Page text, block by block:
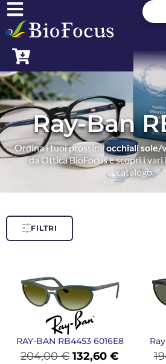
Ray-Ban
Ordina i tuoi prossimiocchiali sole/
da Ottica BioFocus e scopri i
catalogo.
FILTRI
RAY-BAN RB4453 6016E8
204,00€ 132,60€